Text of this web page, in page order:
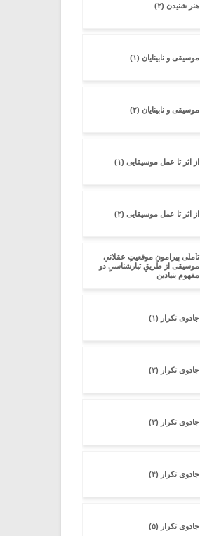
هنر شنیدن (۲)
موسیقی و نابینایان (۱)
موسیقی و نابینایان (۲)
از اثر تا عمل موسیقایی (۱)
از اثر تا عمل موسیقایی (۲)
تأملّی پیرامونِ موقعیتِ عقلانیِ
موسیقی از طریقِ تبارشناسیِ دو
مفهومِ بنیادین
جادوی تکرار (۱)
جادوی تکرار (۲)
جادوی تکرار (۳)
جادوی تکرار (۴)
جادوی تکرار (۵)